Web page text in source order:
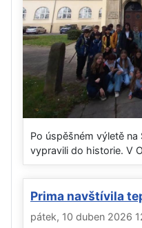
Po úspěšném výletě
vypravili do historie. V
Prima navštívila
pátek, 10 duben 2026